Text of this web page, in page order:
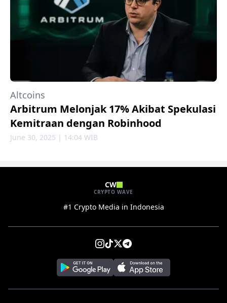
Altcoins
Arbitrum Melonjak 17% Akibat Spekulasi
Kemitraan dengan Robinhood
June 30, 2025 | 14:04 WIB
CW
CRYPTO WAVE
#1 Crypto Media in Indonesia